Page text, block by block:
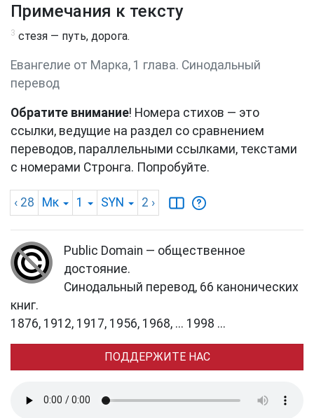
Примечания к тексту
3 стезя — путь, дорога.
Евангелие от Марка, 1 глава. Синодальный
перевод
Обратите внимание! Номера стихов — это
ссылки, ведущие на раздел со сравнением
переводов, параллельными ссылками, текстами
с номерами Стронга. Попробуйте.
‹ 28 Мк 1 SYN 2 ›
Public Domain — общественное
достояние.
Синодальный перевод, 66 канонических
книг.
1876, 1912, 1917, 1956, 1968, ... 1998 ...
ПОДДЕРЖИТЕ НАС